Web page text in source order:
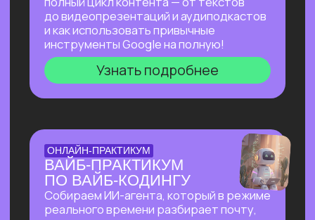
Узнать подробнее
БОЛЬШОЙ ПРАКТИКУМ
ПО СОЗДАНИЮ
ПРЕЗЕНТАЦИЙ С ИИ
и инфографики: без долгой верстки,
сложных программ и навыков в дизайне!
Узнать подробнее